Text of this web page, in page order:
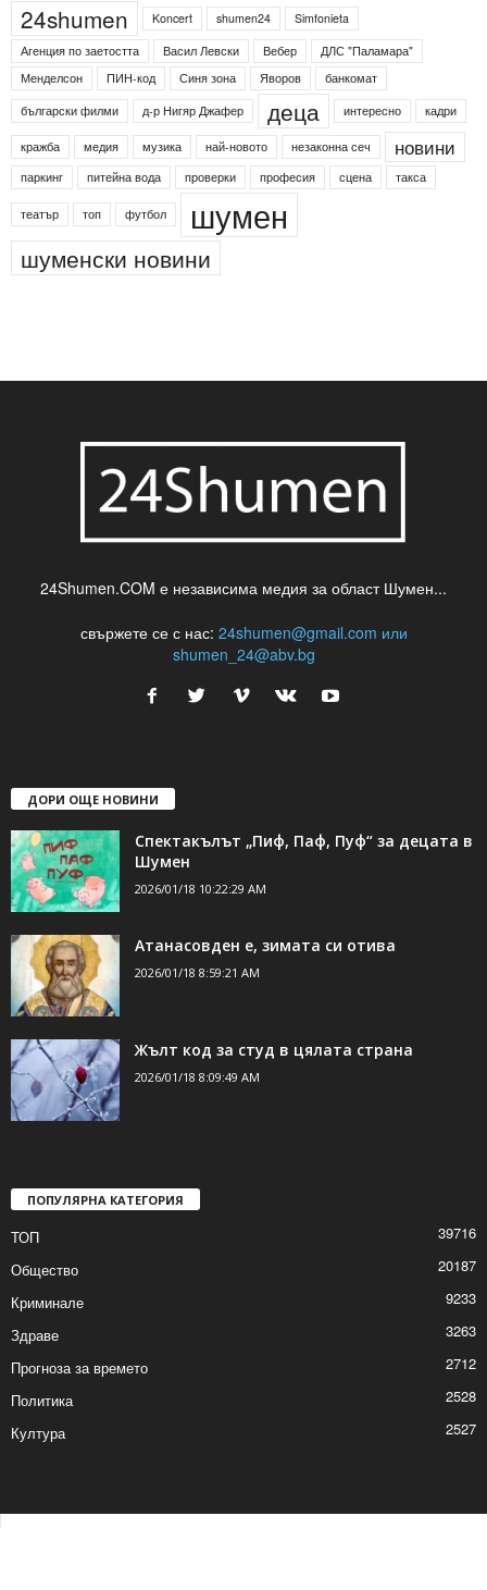
24shumen Koncert shumen24
Simfonieta
Агенция по заетостта
Васил Левски Вебер
ДЛС "Паламара"
Менделсон
ПИН-код Синя зона Яворов
банкомат
български филми
д-р Нигяр Джафер деца интересно кадри
кражба медия музика най-новото незаконна сеч новини
паркинг питейна вода проверки професия сцена такса
театър топ футбол шумен
шуменски новини
24Shumen.COM е независима медия за област Шумен...
свържете се с нас: 24shumen@gmail.com или
shumen_24@abv.bg
ДОРИ ОЩЕ НОВИНИ
Спектакълът „Пиф, Паф, Пуф“ за децата в
Шумен
2026/01/18 10:22:29 AM
Атанасовден е, зимата си отива
2026/01/18 8:59:21 AM
Жълт код за студ в цялата страна
2026/01/18 8:09:49 AM
ПОПУЛЯРНА КАТЕГОРИЯ
ТОП
39716
Общество
20187
Криминале
9233
Здраве
3263
Прогноза за времето
2712
Политика
2528
Култура
2527